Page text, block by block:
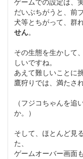
だいぶちがうと、前
犬等とちがって、群
せん。
その生態を生かして
しいですね。
あえて難しいことに
鷹狩りでは、満たさ
（フジコちゃんを追
か。）
そして、ほとんど見
た、
ゲームオーバー画面